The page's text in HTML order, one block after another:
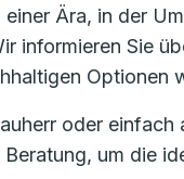
einer Ära, in der
informieren Sie
Optionen
oder
um die